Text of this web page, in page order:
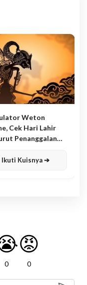
Weton
Cek Hari Lahir
Penanggalan
Ikuti Kuisnya ➔
0
😡
0